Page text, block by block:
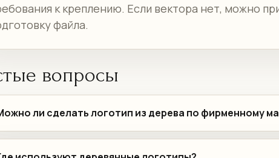
к креплению. Если вектора нет, можно
файла.
вопросы
ли сделать логотип из дерева по фирменному